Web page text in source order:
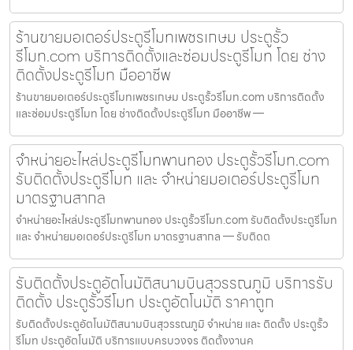
ร้านขายมอเตอร์ประตูรีโมทเพชรเกษม ประตูรั้ว
รีโมท.com บริการติดตั้งและซ่อมประตูรีโมท โดย ช่าง
ติดตั้งประตูรีโมท มืออาชีพ
ร้านขายมอเตอร์ประตูรีโมทเพชรเกษม ประตูรั้วรีโมท.com บริการติดตั้ง
และซ่อมประตูรีโมท โดย ช่างติดตั้งประตูรีโมท มืออาชีพ —
จำหน่ายอะไหล่ประตูรีโมทพานทอง ประตูรั้วรีโมท.com
รับติดตั้งประตูรีโมท และ จำหน่ายมอเตอร์ประตูรีโมท
มาตรฐานสากล
จำหน่ายอะไหล่ประตูรีโมทพานทอง ประตูรั้วรีโมท.com รับติดตั้งประตูรีโมท
และ จำหน่ายมอเตอร์ประตูรีโมท มาตรฐานสากล — รับติดต
รับติดตั้งประตูอัตโนมัติสนามบินสุวรรณภูมิ บริการรับ
ติดตั้ง ประตูรั้วรีโมท ประตูอัตโนมัติ ราคาถูก
รับติดตั้งประตูอัตโนมัติสนามบินสุวรรณภูมิ จำหน่าย และ ติดตั้ง ประตูรั้ว
รีโมท ประตูอัตโนมัติ บริการแบบครบวงจร ติดตั้งงานค